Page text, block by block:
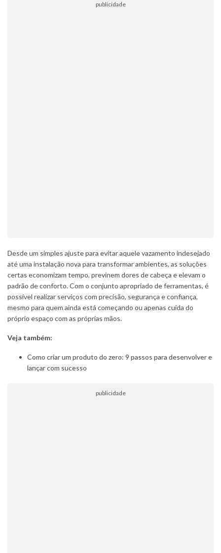
publicidade
Desde um simples ajuste para evitar aquele vazamento indesejado
até uma instalação nova para transformar ambientes, as soluções
certas economizam tempo, previnem dores de cabeça e elevam o
padrão de conforto. Com o conjunto apropriado de ferramentas, é
possível realizar serviços com precisão, segurança e confiança,
mesmo para quem ainda está começando ou apenas cuida do
próprio espaço com as próprias mãos.
Veja também:
Como criar um produto do zero: 9 passos para desenvolver e
lançar com sucesso
publicidade